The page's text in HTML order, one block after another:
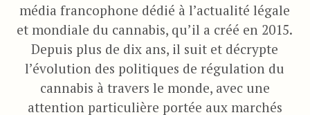
média francophone dédié à l’actualité légale
et mondiale du cannabis, qu’il a créé en 2015.
Depuis plus de dix ans, il suit et décrypte
l’évolution des politiques de régulation du
cannabis à travers le monde, avec une
attention particulière portée aux marchés